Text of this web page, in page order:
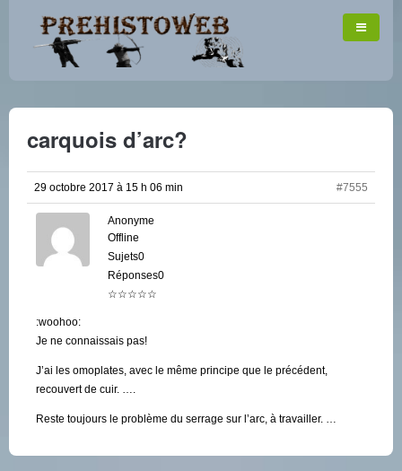
carquois d’arc?
29 octobre 2017 à 15 h 06 min #7555
Anonyme
Offline
Sujets0
Réponses0
☆☆☆☆☆
:woohoo:
Je ne connaissais pas!
J’ai les omoplates, avec le même principe que le précédent,
recouvert de cuir. ….
Reste toujours le problème du serrage sur l’arc, à travailler. …